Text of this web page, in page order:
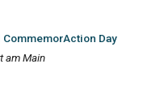
Day
am Main